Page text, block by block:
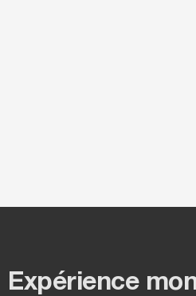
Expérience